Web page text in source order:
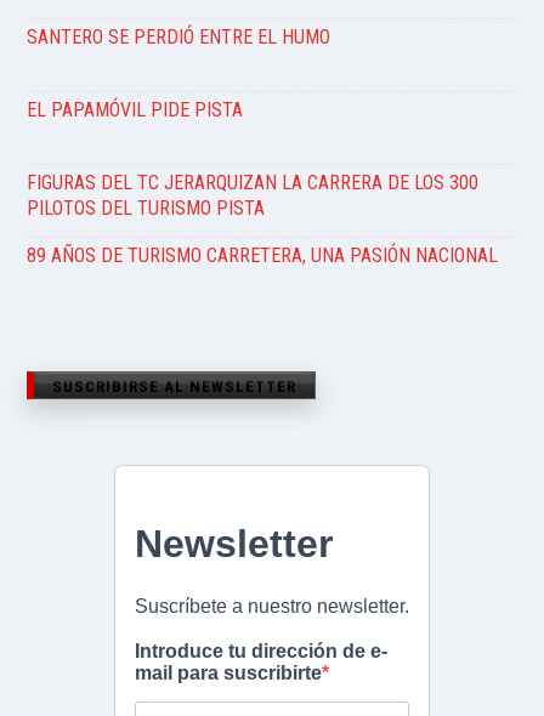
SANTERO SE PERDIÓ ENTRE EL HUMO
EL PAPAMÓVIL PIDE PISTA
FIGURAS DEL TC JERARQUIZAN LA CARRERA DE LOS 300
PILOTOS DEL TURISMO PISTA
89 AÑOS DE TURISMO CARRETERA, UNA PASIÓN NACIONAL
SUSCRIBIRSE AL NEWSLETTER